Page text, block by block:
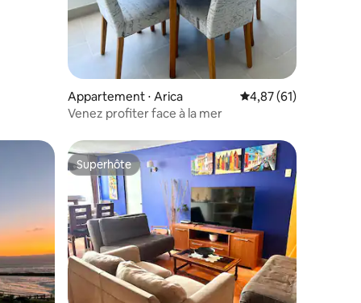
Appartement ⋅ Arica Évaluation moyenne
4,87 (61)
Venez profiter face à la mer
Superhôte
Superhôte